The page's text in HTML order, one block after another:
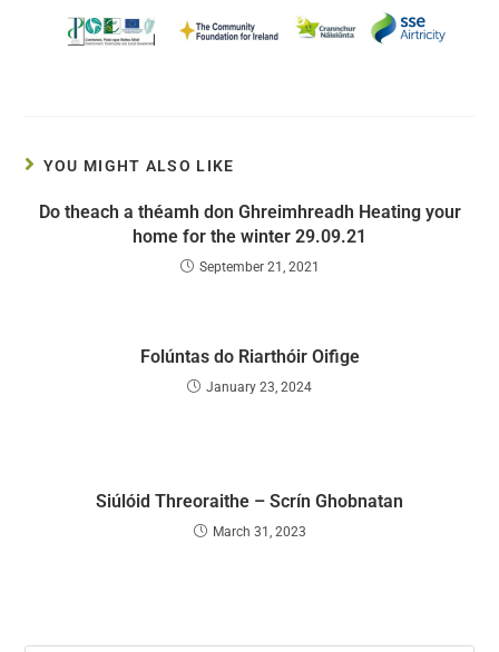
YOU MIGHT ALSO LIKE
Do theach a théamh don Ghreimhreadh Heating your
home for the winter 29.09.21
September 21, 2021
Folúntas do Riarthóir Oifige
January 23, 2024
Siúlóid Threoraithe – Scrín Ghobnatan
March 31, 2023